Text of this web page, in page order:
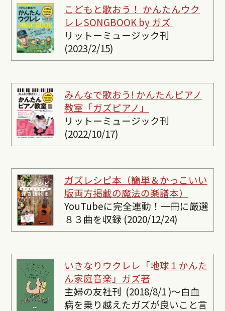
こどもと歌おう！ かんたんウク
レレSONGBOOK by ガズ
リットーミュージック刊
(2023/2/15)
みんなで歌おう! かんたんピアノ
教室「ガズピアノ」
リットーミュージック刊
(2022/10/17)
ガズレシピ本（簡単＆かっこいい
版両方掲載の魔法の楽譜本）
YouTubeに完全連動！一冊に厳選
８３曲を収録 (2020/12/24)
いきなりウクレレ「地球１かんた
ん家庭音楽」ガズ著
主婦の友社刊 (2018/8/1 )〜白血
病を乗り越えたガズが良いこと言